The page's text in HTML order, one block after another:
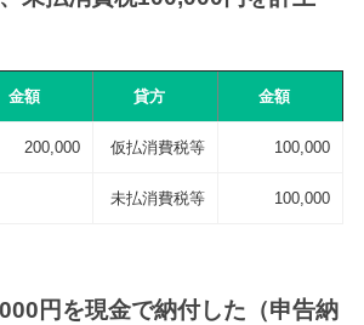
金額 貸方 金額
200,000 仮払消費税等 100,000
未払消費税等 100,000
円を現金で納付した（申告納